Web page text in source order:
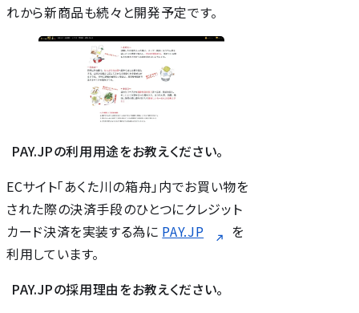
れから新商品も続々と開発予定です。
PAY.JPの利用用途をお教えください。
ECサイト「あくた川の箱舟」内でお買い物を
された際の決済手段のひとつにクレジット
カード決済を実装する為に PAY.JP
を
利用しています。
PAY.JPの採用理由をお教えください。